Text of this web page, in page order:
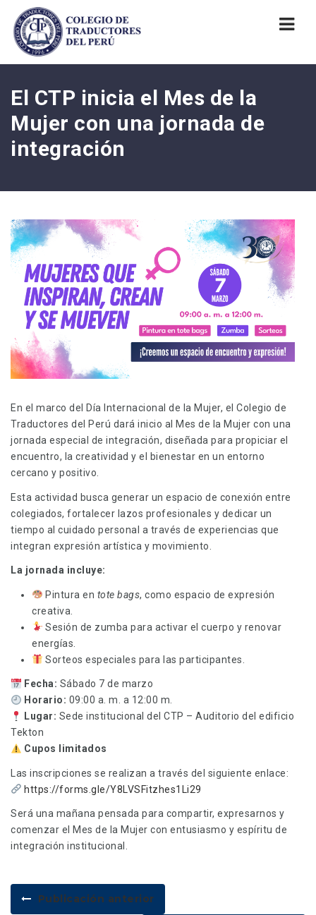
El CTP inicia el Mes de la
Mujer con una jornada de
integración
En el marco del Día Internacional de la Mujer, el Colegio de
Traductores del Perú dará inicio al Mes de la Mujer con una
jornada especial de integración, diseñada para propiciar el
encuentro, la creatividad y el bienestar en un entorno
cercano y positivo.
Esta actividad busca generar un espacio de conexión entre
colegiados, fortalecer lazos profesionales y dedicar un
tiempo al cuidado personal a través de experiencias que
integran expresión artística y movimiento.
La jornada incluye:
Pintura en tote bags, como espacio de expresión
creativa.
Sesión de zumba para activar el cuerpo y renovar
energías.
Sorteos especiales para las participantes.
Fecha: Sábado 7 de marzo
Horario: 09:00 a. m. a 12:00 m.
Lugar: Sede institucional del CTP – Auditorio del edificio
Tekton
Cupos limitados
Las inscripciones se realizan a través del siguiente enlace:
https://forms.gle/Y8LVSFitzhes1Li29
Será una mañana pensada para compartir, expresarnos y
comenzar el Mes de la Mujer con entusiasmo y espíritu de
integración institucional.
Publicación anterior